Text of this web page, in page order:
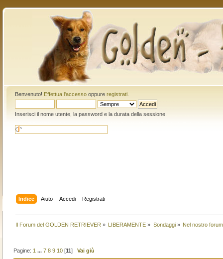
Benvenuto! Effettua l'accessooppure registrati.
Inserisci il nome utente, la password e la durata della sessione.
Indice Aiuto Accedi Registrati
Il Forum del GOLDEN RETRIEVER » LIBERAMENTE » Sondaggi» Nel nostro
Pagine: 1 ...7 8 9 10 [11]Vai giù